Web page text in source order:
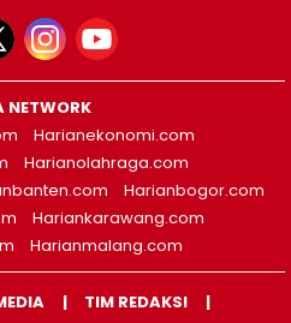
NETWORK
Harianekonomi.com
Harianolahraga.com
Harianbogor.com
Hariankarawang.com
Harianmalang.com
TIM REDAKSI